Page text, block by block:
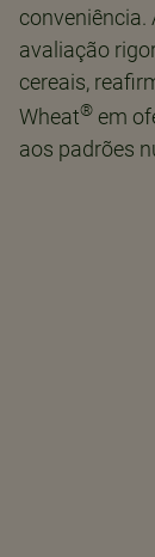
conveniência.
avaliação
cereais,
Wheat® em
aos padrões